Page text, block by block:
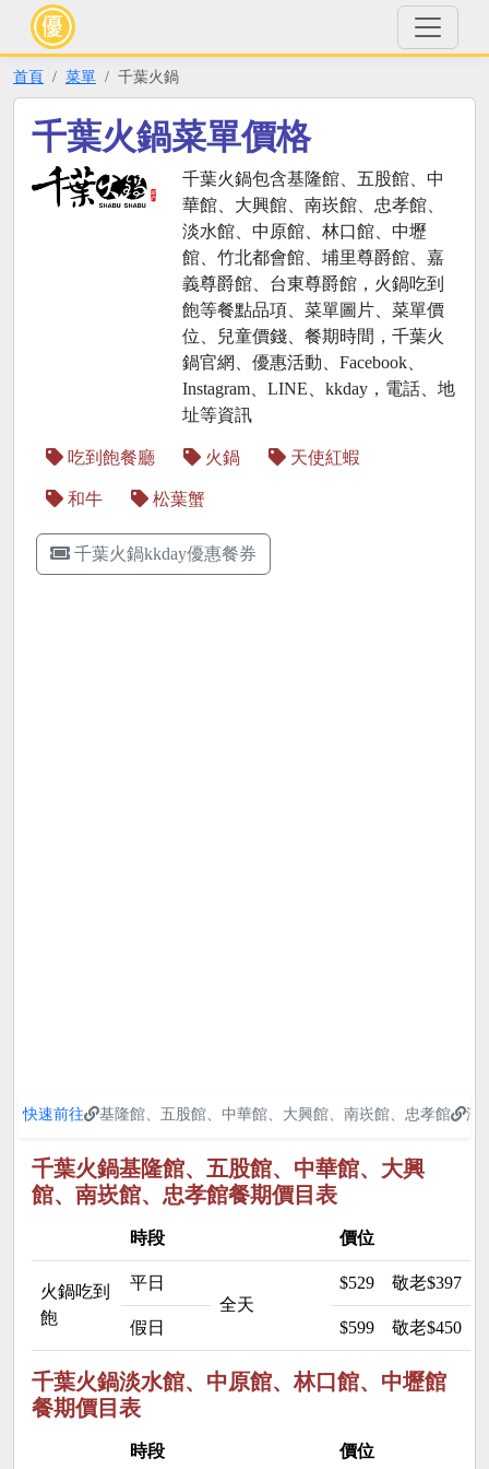
首頁 菜單 千葉火鍋
千葉火鍋菜單價格
千葉火鍋包含基隆館、五股館、中
華館、大興館、南崁館、忠孝館、
淡水館、中原館、林口館、中壢
館、竹北都會館、埔里尊爵館、嘉
義尊爵館、台東尊爵館，火鍋吃到
飽等餐點品項、菜單圖片、菜單價
位、兒童價錢、餐期時間，千葉火
鍋官網、優惠活動、Facebook、
Instagram、LINE、kkday，電話、地
址等資訊
吃到飽餐廳 火鍋 天使紅蝦
和牛 松葉蟹
千葉火鍋kkday優惠餐券
快速前往 基隆館、五股館、中華館、大興館、南崁館、忠孝館 淡
千葉火鍋基隆館、五股館、中華館、大興
館、南崁館、忠孝館餐期價目表
時段 價位
火鍋吃到
飽
平日
全天
$529 敬老$397
假日 $599 敬老$450
千葉火鍋淡水館、中原館、林口館、中壢館
餐期價目表
時段 價位